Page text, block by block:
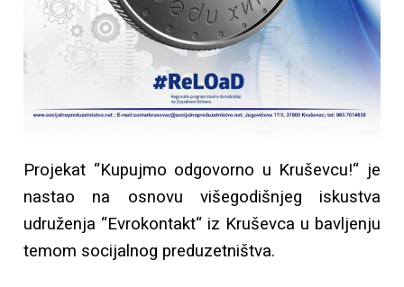
Projekat “Kupujmo odgovorno u Kruševcu!“ je
nastao na osnovu višegodišnjeg iskustva
udruženja “Evrokontakt“ iz Kruševca u bavljenju
temom socijalnog preduzetništva.